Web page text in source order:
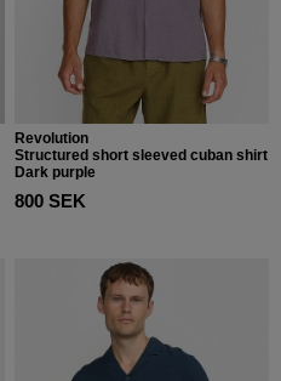
Revolution
Structured short sleeved cuban shirt
Dark purple
800 SEK